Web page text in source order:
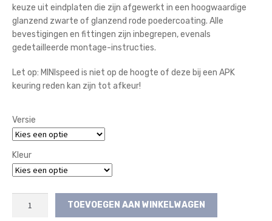
keuze uit eindplaten die zijn afgewerkt in een hoogwaardige
glanzend zwarte of glanzend rode poedercoating. Alle
bevestigingen en fittingen zijn inbegrepen, evenals
gedetailleerde montage-instructies.
Let op: MINIspeed is niet op de hoogte of deze bij een APK
keuring reden kan zijn tot afkeur!
Versie
Kleur
TOEVOEGEN AAN WINKELWAGEN